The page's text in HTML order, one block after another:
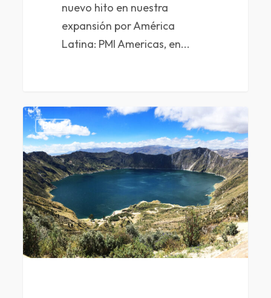
nuevo hito en nuestra
expansión por América
Latina: PMI Americas, en...
Blog